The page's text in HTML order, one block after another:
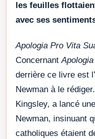
les feuilles
avec ses
Apologia Pro Vita
Concernant
derrière ce livre est
Newman à le
Kingsley, a lancé
Newman, insinuant
catholiques étaient